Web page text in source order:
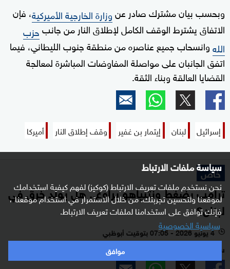
سياسة ملفات الارتباط
نحن نستخدم ملفات تعريف الارتباط (كوكيز) لفهم كيفية استخدامك
لموقعنا ولتحسين تجربتك. من خلال الاستمرار في استخدام موقعنا ،
فإنك توافق على استخدامنا لملفات تعريف الارتباط.
سياسية الخصوصية
موافق
وبحسب بيان مشترك صادر عنوزارة الخارجية الأميركية، فإن
الاتفاق يشترط الوقف الكامل لإطلاق النار من جانبحزب
اللهوانسحاب جميع عناصره من منطقة جنوب الليطاني، فيما
اتفق الجانبان على مواصلة المفاوضات المباشرة لمعالجة
القضايا العالقة وبناء الثقة.
إسرائيل لبنان إيتمار بن غفير وقف إطلاق النار أميركا
خاص
ترامب يضغط ونتنياهو يراوغ.. هل يولد خرق في
لبنان؟
l 4 يونيو 2026 - 07:05 بتوقيت أبوظبي
سكاي نيوز عربية - أبوظبي